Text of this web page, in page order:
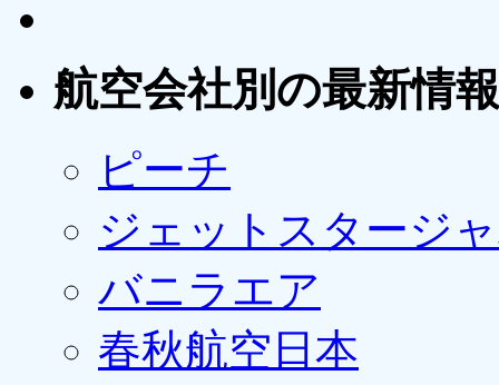
航空会社別の最新情報
ピーチ
ジェットスタージ
バニラエア
春秋航空日本